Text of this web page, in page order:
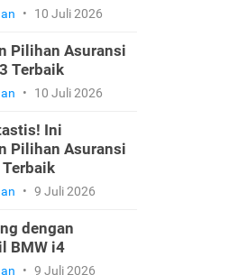
• 10 Juli 2026
Pilihan Asuransi
Terbaik
• 10 Juli 2026
Ini
Pilihan Asuransi
• 9 Juli 2026
dengan
BMW i4
• 9 Juli 2026